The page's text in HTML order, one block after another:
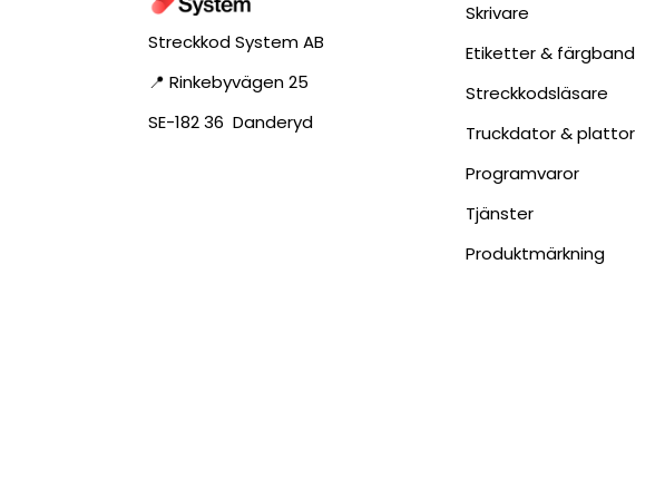
Streckkod System AB
📍 Rinkebyvägen 25
SE-182 36 Danderyd
Skrivare
Etiketter & färgband
Streckkodsläsare
Truckdator & plattor
Programvaror
Tjänster
Produktmärkning